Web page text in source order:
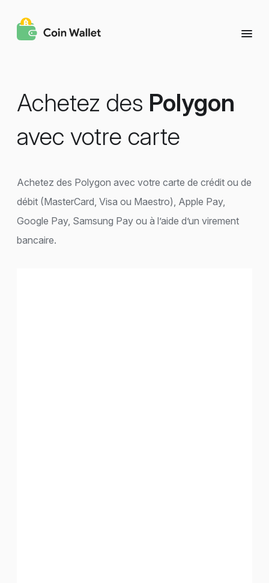
Achetez des Polygon
avec votre carte
Achetez des Polygon avec votre carte de crédit ou de
débit (MasterCard, Visa ou Maestro), Apple Pay,
Google Pay, Samsung Pay ou à l’aide d’un virement
bancaire.